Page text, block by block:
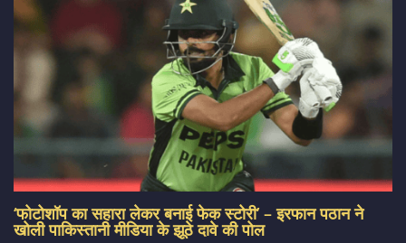
‘फोटोशॉप का सहारा लेकर बनाई फेक स्टोरी’ – इरफान पठान ने
खोली पाकिस्तानी मीडिया के झूठे दावे की पोल